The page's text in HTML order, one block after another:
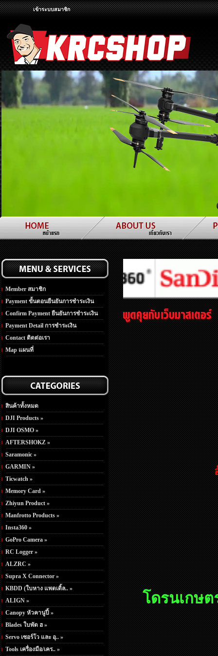
เข้าระบบสมาชิก
Member สมาชิก
Payment ขั้นตอนยืนยันการชำระเงิน
Confirm Payment ยืนยันการชำระเงิน
Payment Detail การชำระเงิน
Contact ติดต่อเรา
Map แผนที่
สินค้าทั้งหมด
DJI Products »
DJI OSMO »
AFTERSHOKZ »
Saramonic »
GARMIN »
Ticwatch »
Memory Card »
Zhiyun Product »
Manfrotto Products »
Insta360 »
GoPro Camera »
RC Logger »
ALZRC »
Supra X Connector »
KBDD (ใบหาง แพดเดิ้ล.. »
ALIGN »
Canopy หัวคานูปี้ »
Blades ใบพัด ฮ »
Servo เซอร์โว และ อุ.. »
Tools เครื่องมือ/เคร.. »
โดรนเกษ